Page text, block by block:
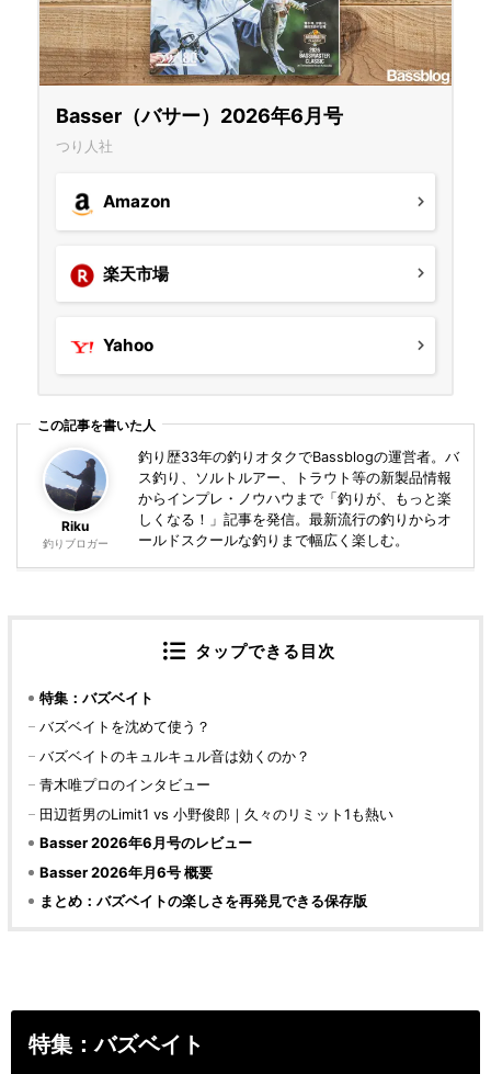
Basser（バサー）2026年6月号
つり人社
Amazon
楽天市場
Yahoo
この記事を書いた人
Riku
釣りブロガー
釣り歴33年の釣りオタクでBassblogの運営者。バ
ス釣り、ソルトルアー、トラウト等の新製品情報
からインプレ・ノウハウまで「釣りが、もっと楽
しくなる！」記事を発信。最新流行の釣りからオ
ールドスクールな釣りまで幅広く楽しむ。
タップできる目次
特集：バズベイト
バズベイトを沈めて使う？
バズベイトのキュルキュル音は効くのか？
青木唯プロのインタビュー
田辺哲男のLimit1 vs 小野俊郎｜久々のリミット1も熱い
Basser 2026年6月号のレビュー
Basser 2026年月6号 概要
まとめ：バズベイトの楽しさを再発見できる保存版
特集：バズベイト